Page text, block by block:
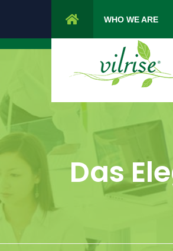
1 Cypress Lane Sparta
WHO WE ARE
Das